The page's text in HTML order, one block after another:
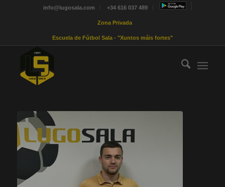
info@lugosala.com +34 616 037 489
Zona Privada
Escuela de Fútbol Sala - "Xuntos máis fortes"